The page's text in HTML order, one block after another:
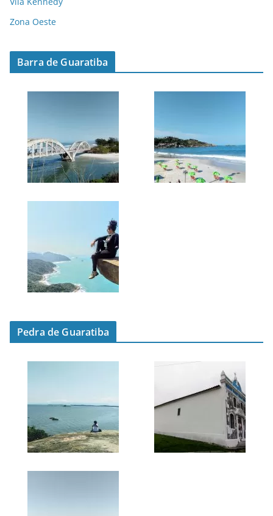
Zona Oeste
Barra de Guaratiba
Pedra de Guaratiba